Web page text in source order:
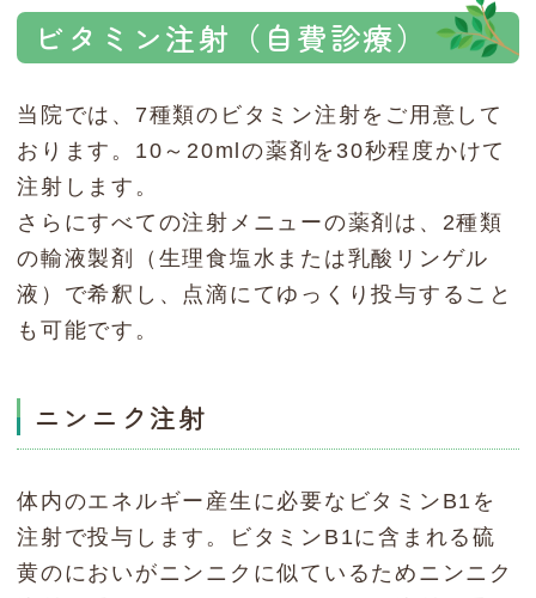
ビタミン注射（自費診療）
当院では、7種類のビタミン注射をご用意して
おります。10～20mlの薬剤を30秒程度かけて
注射します。
さらにすべての注射メニューの薬剤は、2種類
の輸液製剤（生理食塩水または乳酸リンゲル
液）で希釈し、点滴にてゆっくり投与すること
も可能です。
ニンニク注射
体内のエネルギー産生に必要なビタミンB1を
注射で投与します。ビタミンB1に含まれる硫
黄のにおいがニンニクに似ているためニンニク